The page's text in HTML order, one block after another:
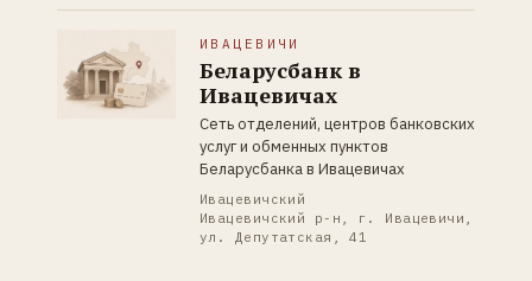
ИВАЦЕВИЧИ
Беларусбанк в
Ивацевичах
Сеть отделений, центров банковских
услуг и обменных пунктов
Беларусбанка в Ивацевичах
Ивацевичский
Ивацевичский р-н, г. Ивацевичи,
ул. Депутатская, 41